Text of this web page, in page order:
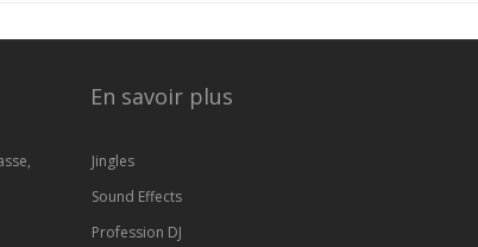
En savoir plus
Jingles
Sound Effects
Profession DJ